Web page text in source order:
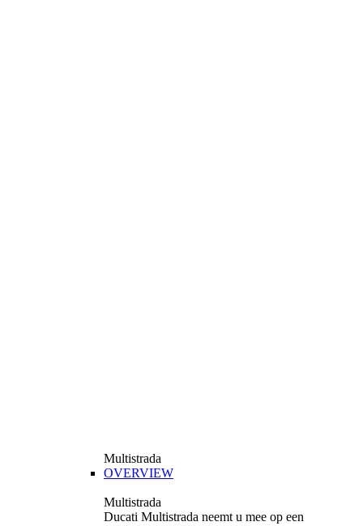
Multistrada
OVERVIEW
Multistrada
Ducati Multistrada neemt u mee op een